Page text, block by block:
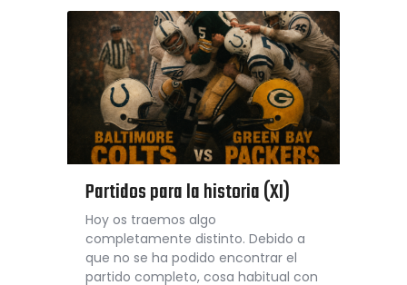
Partidos para la historia (XI)
Hoy os traemos algo
completamente distinto. Debido a
que no se ha podido encontrar el
partido completo, cosa habitual con